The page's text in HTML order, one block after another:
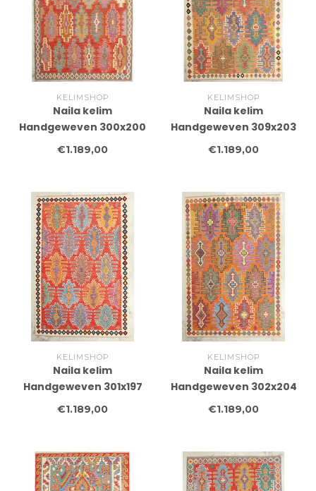
KELIMSHOP
Naila kelim
Handgeweven 300x200
cm Traditional Kelim
Tapijt Wol
€1.189,00
KELIMSHOP
Naila kelim
Handgeweven 309x203
cm Traditional Kelim
Tapijt Wol
€1.189,00
KELIMSHOP
Naila kelim
Handgeweven 301x197
cm Traditional Kelim
€1.189,00
KELIMSHOP
Naila kelim
Handgeweven 302x204
cm Traditional Kelim
€1.189,00